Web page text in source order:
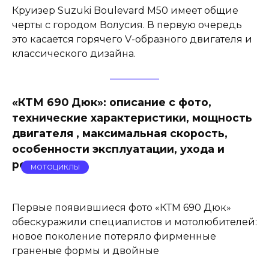
Круизер Suzuki Boulevard M50 имеет общие
черты с городом Волусия. В первую очередь
это касается горячего V-образного двигателя и
классического дизайна.
«КТМ 690 Дюк»: описание с фото,
технические характеристики, мощность
двигателя , максимальная скорость,
особенности эксплуатации, ухода и
ремонта
МОТОЦИКЛЫ
Первые появившиеся фото «КТМ 690 Дюк»
обескуражили специалистов и мотолюбителей:
новое поколение потеряло фирменные
граненые формы и двойные